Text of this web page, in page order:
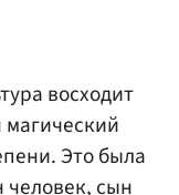
восходит
Это была
человек, сын